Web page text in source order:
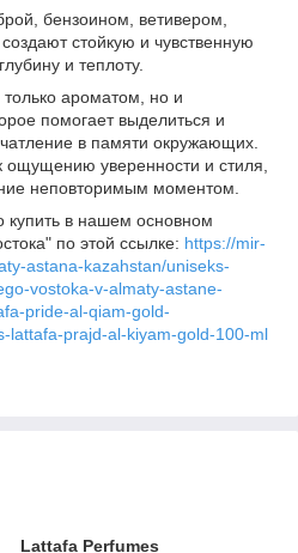
бензоином, ветивером,
стойкую и чувственную
и теплоту.
ароматом, но и
помогает выделиться и
в памяти окружающих.
уверенности и стиля,
неповторимым моментом.
в нашем основном
по этой ссылке: https://mir-
astana-kazahstan/uniseks-
vostoka-v-almaty-astane-
pride-al-qiam-gold-
lattafa-prajd-al-kiyam-gold-100-ml
Lattafa Perfumes